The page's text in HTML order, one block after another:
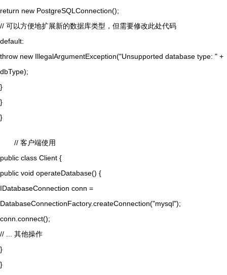
return new PostgreSQLConnection();
// 可以方便地扩展新的数据库类型，但需要修改此处代码
default:
throw new IllegalArgumentException("Unsupported database type: " +
dbType);
}
}
}
// 客户端使用
public class Client {
public void operateDatabase() {
IDatabaseConnection conn =
DatabaseConnectionFactory.createConnection("mysql");
conn.connect();
// ... 其他操作
}
}